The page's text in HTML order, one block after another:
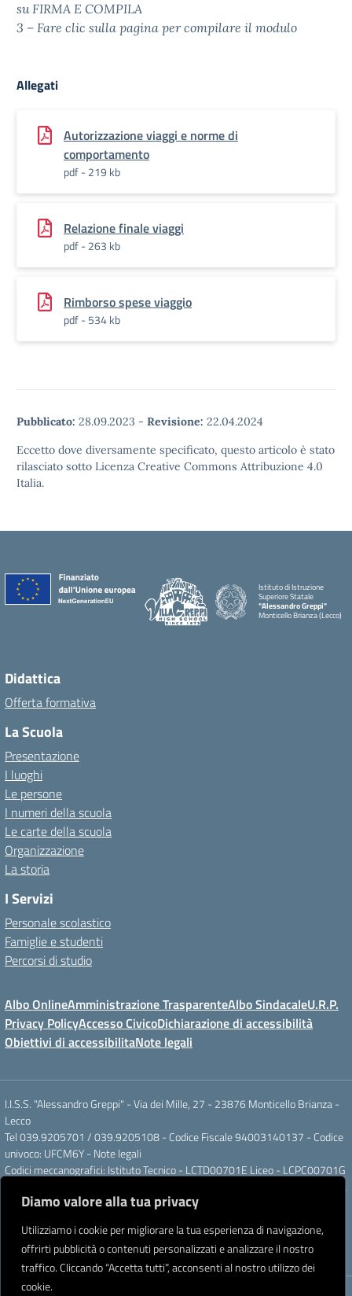
Diamo valore alla tua privacy
Utilizziamo i cookie per migliorare la tua esperienza di navigazione,
offrirti pubblicità o contenuti personalizzati e analizzare il nostro
traffico. Cliccando “Accetta tutti”, acconsenti al nostro utilizzo dei
cookie.
su FIRMA E COMPILA
3 – Fare clic sulla pagina per compilare il modulo
Allegati
Autorizzazione viaggi e norme di
comportamento
pdf - 219 kb
Relazione finale viaggi
pdf - 263 kb
Rimborso spese viaggio
pdf - 534 kb
Pubblicato: 28.09.2023 - Revisione: 22.04.2024
Eccetto dove diversamente specificato, questo articolo è stato
rilasciato sotto Licenza Creative Commons Attribuzione 4.0
Italia.
Istituto di Istruzione
Superiore Statale
"Alessandro Greppi"
Monticello Brianza (Lecco)
Didattica
Offerta formativa
La Scuola
Presentazione
I luoghi
Le persone
I numeri della scuola
Le carte della scuola
Organizzazione
La storia
I Servizi
Personale scolastico
Famiglie e studenti
Percorsi di studio
Albo OnlineAmministrazione TrasparenteAlbo SindacaleU.R.P.
Privacy PolicyAccesso CivicoDichiarazione di accessibilità
Obiettivi di accessibilitaNote legali
I.I.S.S. "Alessandro Greppi" - Via dei Mille, 27 - 23876 Monticello Brianza -
Lecco
Tel 039.9205701 / 039.9205108 - Codice Fiscale 94003140137 - Codice
univoco: UFCM6Y - Note legali
Codici meccanografici: Istituto Tecnico - LCTD00701E Liceo - LCPC00701G
Posta elettronica ordinaria: LCIS007008@ISTRUZIONE.IT Posta elettronica
certificata: LCIS007008@PEC.ISTRUZIONE.IT
Intestato a: Istituto di Istruzione Secondaria Superiore A. Greppi
Partner tecnologicoCreative Software Lab S.r.l.